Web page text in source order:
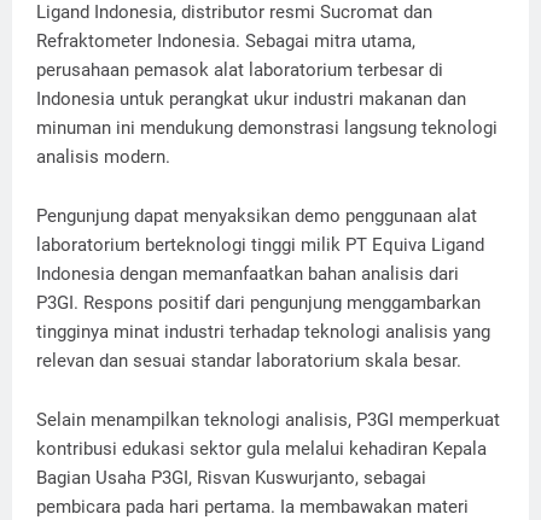
Ligand Indonesia, distributor resmi Sucromat dan
Refraktometer Indonesia. Sebagai mitra utama,
perusahaan pemasok alat laboratorium terbesar di
Indonesia untuk perangkat ukur industri makanan dan
minuman ini mendukung demonstrasi langsung teknologi
analisis modern.
Pengunjung dapat menyaksikan demo penggunaan alat
laboratorium berteknologi tinggi milik PT Equiva Ligand
Indonesia dengan memanfaatkan bahan analisis dari
P3GI. Respons positif dari pengunjung menggambarkan
tingginya minat industri terhadap teknologi analisis yang
relevan dan sesuai standar laboratorium skala besar.
Selain menampilkan teknologi analisis, P3GI memperkuat
kontribusi edukasi sektor gula melalui kehadiran Kepala
Bagian Usaha P3GI, Risvan Kuswurjanto, sebagai
pembicara pada hari pertama. Ia membawakan materi